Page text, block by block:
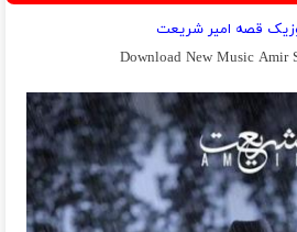
قصه امیر شریعت
Download New Music Amir